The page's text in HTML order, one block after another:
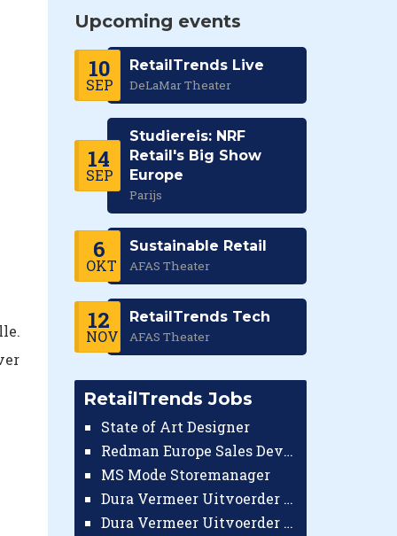
Upcoming events
10
SEP
RetailTrends Live
DeLaMar Theater
14
SEP
Studiereis: NRF
Retail's Big Show
Europe
Parijs
6
OKT
Sustainable Retail
AFAS Theater
12
NOV
RetailTrends Tech
AFAS Theater
RetailTrends Jobs
State of Art Designer
Redman Europe Sales Developer (Europe)
MS Mode Storemanager
Dura Vermeer Uitvoerder GWW Amsterdam
Dura Vermeer Uitvoerder Civiel Nijmegen